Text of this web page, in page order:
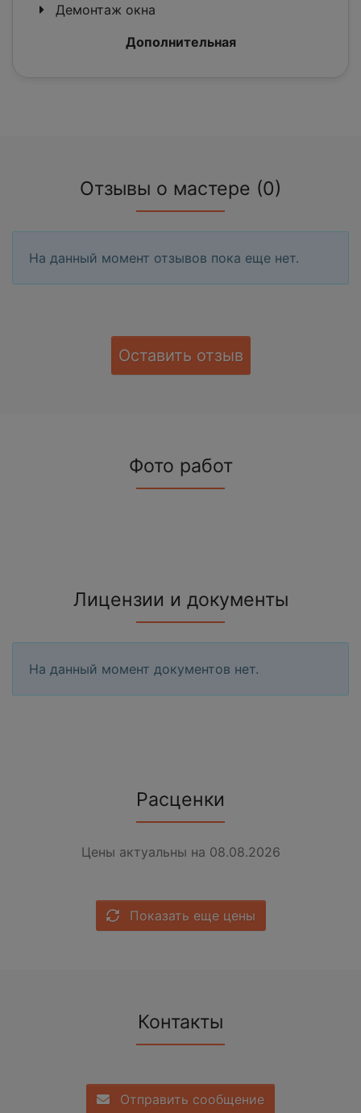
Демонтаж окна
Дополнительная
Отзывы о мастере (0)
На данный момент отзывов пока еще нет.
Оставить отзыв
Фото работ
Лицензии и документы
На данный момент документов нет.
Расценки
Цены актуальны на 08.08.2026
Показать еще цены
Контакты
Отправить сообщение